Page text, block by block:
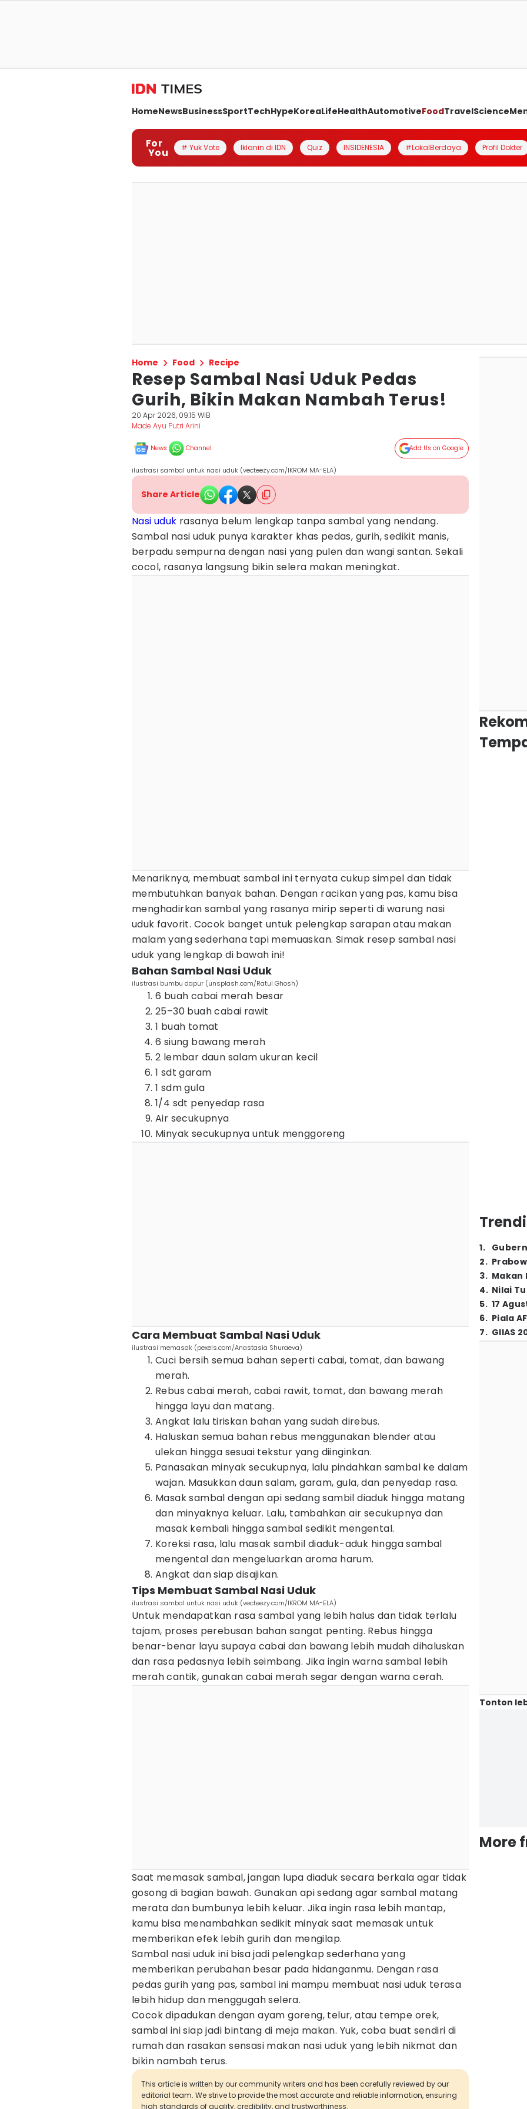
HomeNewsBusinessSportTechHypeKoreaLifeHealthAutomotiveFoodTravelScience
For
You # Yuk Vote Iklanin di IDN Quiz INSIDENESIA #LokalBerdaya Profil Dokter
Home Food Recipe
Resep Sambal Nasi Uduk Pedas
Gurih, Bikin Makan Nambah Terus!
20 Apr 2026, 09:15 WIB
Made Ayu Putri Arini
News Channel Add Us on Google
ilustrasi sambal untuk nasi uduk (vecteezy.com/IKROM MA-ELA)
Share Article
Nasi uduk rasanya belum lengkap tanpa sambal yang nendang.
Sambal nasi uduk punya karakter khas pedas, gurih, sedikit manis,
berpadu sempurna dengan nasi yang pulen dan wangi santan. Sekali
cocol, rasanya langsung bikin selera makan meningkat.
Menariknya, membuat sambal ini ternyata cukup simpel dan tidak
membutuhkan banyak bahan. Dengan racikan yang pas, kamu bisa
menghadirkan sambal yang rasanya mirip seperti di warung nasi
uduk favorit. Cocok banget untuk pelengkap sarapan atau makan
malam yang sederhana tapi memuaskan. Simak resep sambal nasi
uduk yang lengkap di bawah ini!
Bahan Sambal Nasi Uduk
ilustrasi bumbu dapur (unsplash.com/Ratul Ghosh)
6 buah cabai merah besar
25–30 buah cabai rawit
1 buah tomat
6 siung bawang merah
2 lembar daun salam ukuran kecil
1 sdt garam
1 sdm gula
1/4 sdt penyedap rasa
Air secukupnya
Minyak secukupnya untuk menggoreng
Cara Membuat Sambal Nasi Uduk
ilustrasi memasak (pexels.com/Anastasia Shuraeva)
Cuci bersih semua bahan seperti cabai, tomat, dan bawang
merah.
Rebus cabai merah, cabai rawit, tomat, dan bawang merah
hingga layu dan matang.
Angkat lalu tiriskan bahan yang sudah direbus.
Haluskan semua bahan rebus menggunakan blender atau
ulekan hingga sesuai tekstur yang diinginkan.
Panasakan minyak secukupnya, lalu pindahkan sambal ke dalam
wajan. Masukkan daun salam, garam, gula, dan penyedap rasa.
Masak sambal dengan api sedang sambil diaduk hingga matang
dan minyaknya keluar. Lalu, tambahkan air secukupnya dan
masak kembali hingga sambal sedikit mengental.
Koreksi rasa, lalu masak sambil diaduk-aduk hingga sambal
mengental dan mengeluarkan aroma harum.
Angkat dan siap disajikan.
Tips Membuat Sambal Nasi Uduk
ilustrasi sambal untuk nasi uduk (vecteezy.com/IKROM MA-ELA)
Untuk mendapatkan rasa sambal yang lebih halus dan tidak terlalu
tajam, proses perebusan bahan sangat penting. Rebus hingga
benar-benar layu supaya cabai dan bawang lebih mudah dihaluskan
dan rasa pedasnya lebih seimbang. Jika ingin warna sambal lebih
merah cantik, gunakan cabai merah segar dengan warna cerah.
Saat memasak sambal, jangan lupa diaduk secara berkala agar tidak
gosong di bagian bawah. Gunakan api sedang agar sambal matang
merata dan bumbunya lebih keluar. Jika ingin rasa lebih mantap,
kamu bisa menambahkan sedikit minyak saat memasak untuk
memberikan efek lebih gurih dan mengilap.
Sambal nasi uduk ini bisa jadi pelengkap sederhana yang
memberikan perubahan besar pada hidanganmu. Dengan rasa
pedas gurih yang pas, sambal ini mampu membuat nasi uduk terasa
lebih hidup dan menggugah selera.
Cocok dipadukan dengan ayam goreng, telur, atau tempe orek,
sambal ini siap jadi bintang di meja makan. Yuk, coba buat sendiri di
rumah dan rasakan sensasi makan nasi uduk yang lebih nikmat dan
bikin nambah terus.
This article is written by our community writers and has been carefully reviewed by our
editorial team. We strive to provide the most accurate and reliable information, ensuring
high standards of quality, credibility, and trustworthiness.
1.
2.
3. Makan
4. Nilai
5. 17
6. Piala
7. GIIAS
Tonton
More